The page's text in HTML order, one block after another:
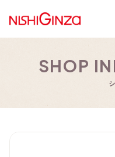
SHOP